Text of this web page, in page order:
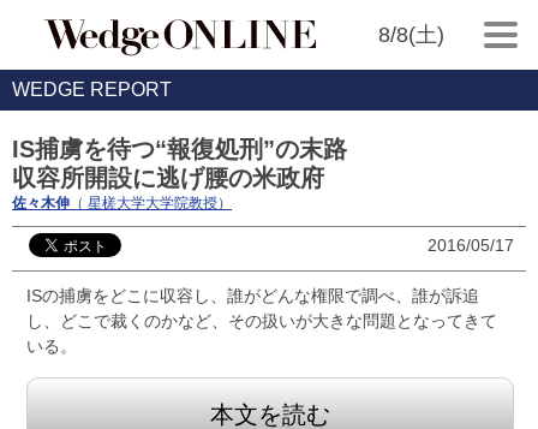
8/8(土)
WEDGE REPORT
IS捕虜を待つ“報復処刑”の末路
収容所開設に逃げ腰の米政府
佐々木伸 （ 星槎大学大学院教授）
2016/05/17
ISの捕虜をどこに収容し、誰がどんな権限で調べ、誰が訴追
し、どこで裁くのかなど、その扱いが大きな問題となってきて
いる。
本文を読む